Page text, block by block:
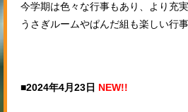
今学期は色々な行事もあり、より充
うさぎルームやぱんだ組も楽しい行
■2024年4月23日 NEW!!